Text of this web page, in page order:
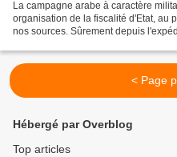
La campagne arabe à caractère
organisation de la fiscalité d'Etat, au
nos sources. Sûrement depuis
< Page
Hébergé par Overblog
Top articles